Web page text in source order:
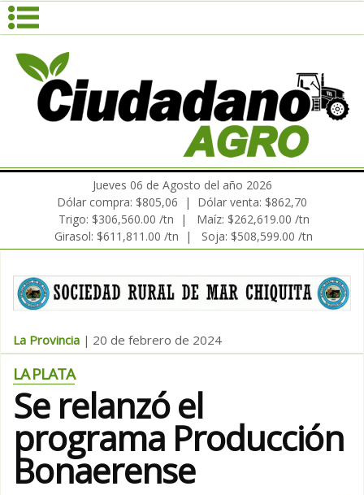
Dólar compra: $805,06 | Dólar venta: $862,70
Trigo: $306,560.00 /tn | Maíz: $262,619.00 /tn
Girasol: $611,811.00 /tn | Soja: $508,599.00 /tn
Jueves 06 de Agosto del año 2026
La Provincia | 20 de febrero de 2024
LA PLATA
Se relanzó el
programa Producción
Bonaerense